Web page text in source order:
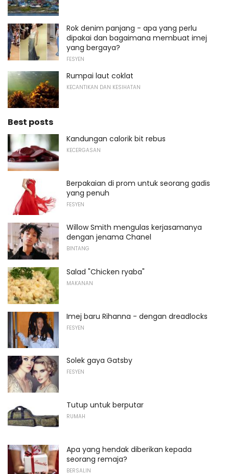
Rok denim panjang - apa yang perlu
dipakai dan bagaimana membuat imej
yang bergaya?
FESYEN
Rumpai laut coklat
KECANTIKAN DAN KESIHATAN
Best posts
Kandungan calorik bit rebus
KECERGASAN
Berpakaian di prom untuk seorang gadis
yang penuh
FESYEN
Willow Smith mengulas kerjasamanya
dengan jenama Chanel
BINTANG
Salad "Chicken ryaba"
MAKANAN
Imej baru Rihanna - dengan dreadlocks
FESYEN
Solek gaya Gatsby
FESYEN
Tutup untuk berputar
RUMAH
Apa yang hendak diberikan kepada
seorang remaja?
BERSALIN